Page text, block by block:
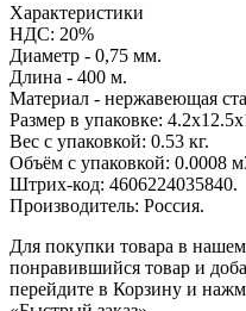
Характеристики
НДС: 20%
Диаметр - 0,75 мм.
Длина - 400 м.
Материал - нержавеющая
Размер в упаковке:
Вес с упаковкой: 0.53 кг.
Объём с упаковкой: 0.0008
Штрих-код: 4606224035840.
Производитель: Россия.
Для покупки товара в
понравившийся товар и
перейдите в Корзину и